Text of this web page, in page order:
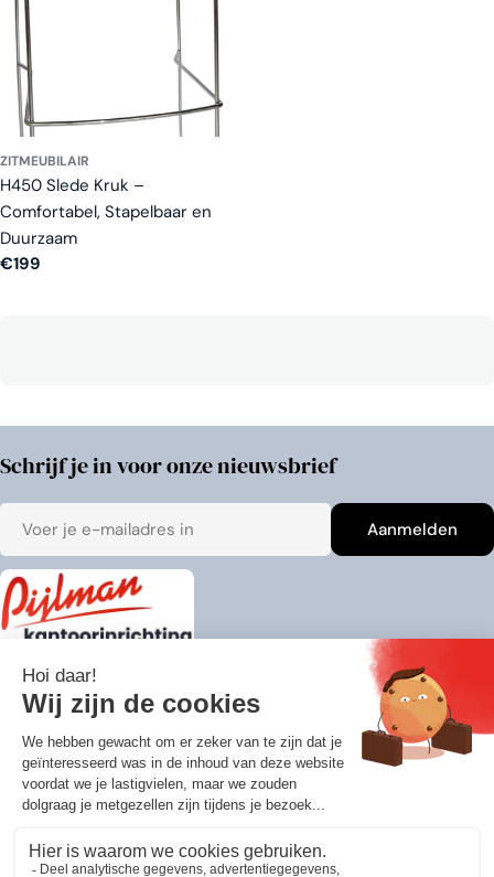
ZITMEUBILAIR
H450 Slede Kruk –
Comfortabel, Stapelbaar en
Duurzaam
Normale
€199
Blijf op de hoogte van al het nieuws en aanbiedingen!
Adresgegevens
Over ons
Klantenservice
Schrijf je in voor onze nieuwsbrief
mail
Aanmelden